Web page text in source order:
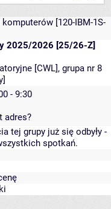
komputerów [120-IBM-1S-
2025/2026 [25/26-Z]
[CWL], grupa nr 8
]
- 9:30
adres?
tej grupy już się odbyły -
spotkań.